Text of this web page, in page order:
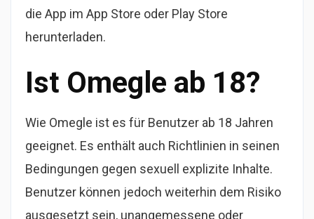
die App im App Store oder Play Store
herunterladen.
Ist Omegle ab 18?
Wie Omegle ist es für Benutzer ab 18 Jahren
geeignet. Es enthält auch Richtlinien in seinen
Bedingungen gegen sexuell explizite Inhalte.
Benutzer können jedoch weiterhin dem Risiko
ausgesetzt sein, unangemessene oder